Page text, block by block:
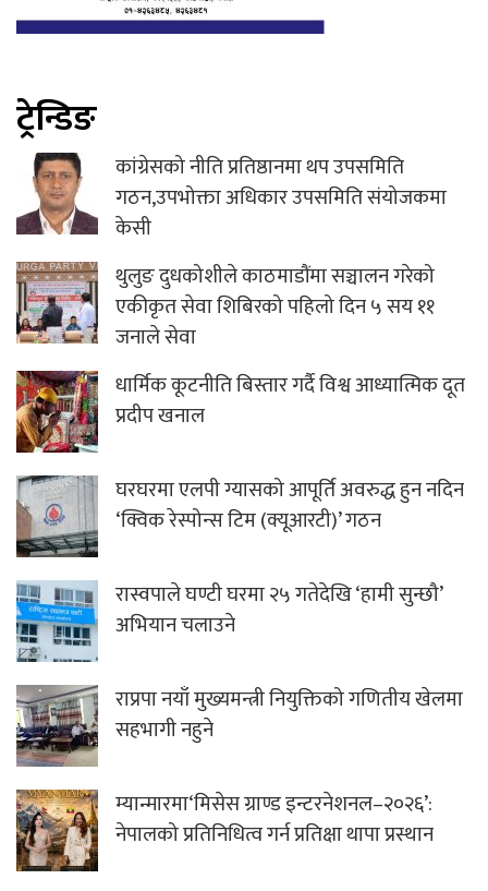
ट्रेन्डिङ
कांग्रेसको नीति प्रतिष्ठानमा थप उपसमिति
गठन,उपभोक्ता अधिकार उपसमिति संयोजकमा
केसी
थुलुङ दुधकोशीले काठमाडौंमा सञ्चालन गरेको
एकीकृत सेवा शिबिरको पहिलो दिन ५ सय ११
जनाले सेवा
धार्मिक कूटनीति बिस्तार गर्दै विश्व आध्यात्मिक दूत
प्रदीप खनाल
घरघरमा एलपी ग्यासको आपूर्ति अवरुद्ध हुन नदिन
‘क्विक रेस्पोन्स टिम (क्यूआरटी)’ गठन
रास्वपाले घण्टी घरमा २५ गतेदेखि ‘हामी सुन्छौ’
अभियान चलाउने
राप्रपा नयाँ मुख्यमन्त्री नियुक्तिको गणितीय खेलमा
सहभागी नहुने
म्यान्मारमा‘मिसेस ग्राण्ड इन्टरनेशनल–२०२६’:
नेपालको प्रतिनिधित्व गर्न प्रतिक्षा थापा प्रस्थान